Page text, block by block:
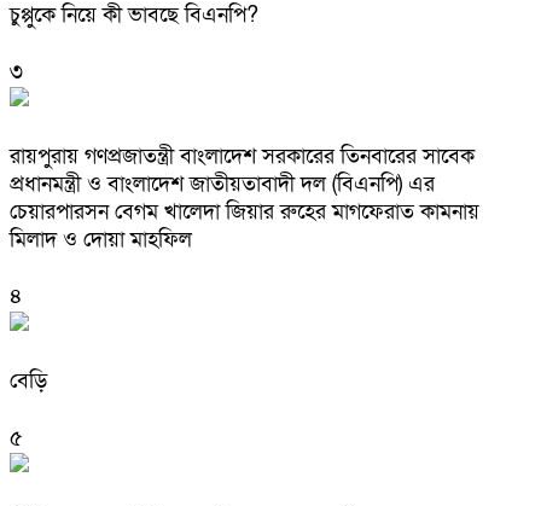
চুপ্পুকে নিয়ে কী ভাবছে বিএনপি?
৩
রায়পুরায় গণপ্রজাতন্ত্রী বাংলাদেশ সরকারের তিনবারের সাবেক
প্রধানমন্ত্রী ও বাংলাদেশ জাতীয়তাবাদী দল (বিএনপি) এর
চেয়ারপারসন বেগম খালেদা জিয়ার রুহের মাগফেরাত কামনায়
মিলাদ ও দোয়া মাহফিল
৪
বেড়ি
৫